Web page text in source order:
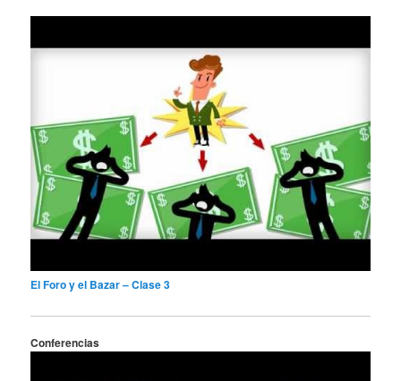
El Foro y el Bazar – Clase 3
Conferencias